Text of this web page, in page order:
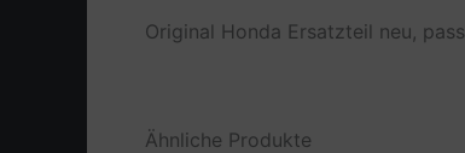
Original Honda Ersatzteil neu,
Ähnliche Produkte